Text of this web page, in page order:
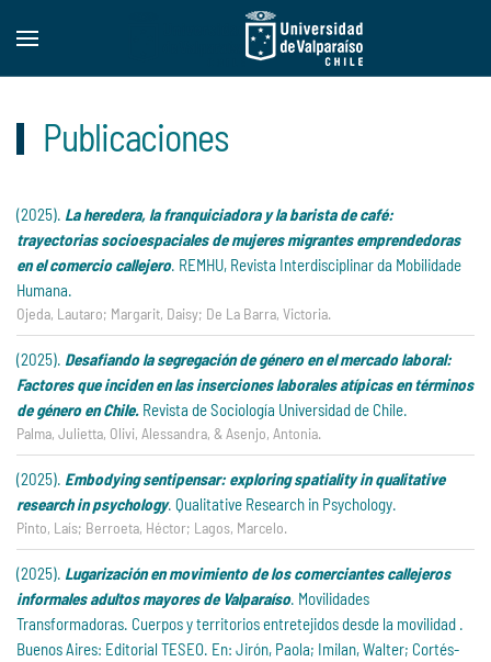
Publicaciones
(2025). La heredera, la franquiciadora y la barista de café:
trayectorias socioespaciales de mujeres migrantes emprendedoras
en el comercio callejero. REMHU, Revista Interdisciplinar da Mobilidade
Humana.
Ojeda, Lautaro; Margarit, Daisy; De La Barra, Victoria.
(2025). Desafiando la segregación de género en el mercado laboral:
Factores que inciden en las inserciones laborales atípicas en términos
de género en Chile. Revista de Sociología Universidad de Chile.
Palma, Julietta, Olivi, Alessandra, & Asenjo, Antonia.
(2025). Embodying sentipensar: exploring spatiality in qualitative
research in psychology. Qualitative Research in Psychology.
Pinto, Laís; Berroeta, Héctor; Lagos, Marcelo.
(2025). Lugarización en movimiento de los comerciantes callejeros
informales adultos mayores de Valparaíso. Movilidades
Transformadoras. Cuerpos y territorios entretejidos desde la movilidad .
Buenos Aires: Editorial TESEO. En: Jirón, Paola; Imilan, Walter; Cortés-